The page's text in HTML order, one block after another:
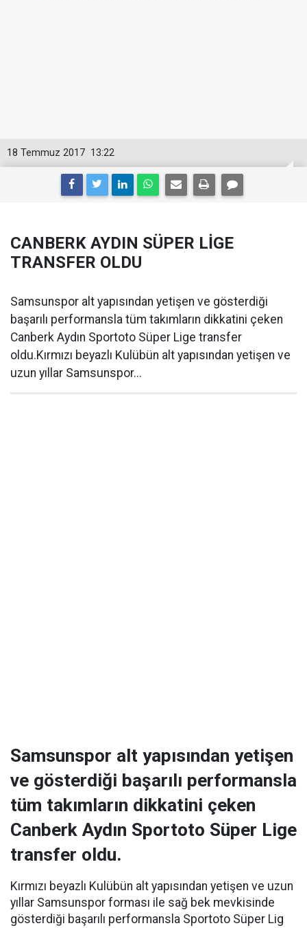
13:22
18 Temmuz 2017
CANBERK AYDIN SÜPER LİGE
TRANSFER OLDU
Samsunspor alt yapısından yetişen ve gösterdiği
başarılı performansla tüm takımların dikkatini çeken
Canberk Aydın Sportoto Süper Lige transfer
oldu.Kırmızı beyazlı Kulübün alt yapısından yetişen ve
uzun yıllar Samsunspor...
Samsunspor alt yapısından yetişen
ve gösterdiği başarılı performansla
tüm takımların dikkatini çeken
Canberk Aydın Sportoto Süper Lige
transfer oldu.
Kırmızı beyazlı Kulübün alt yapısından yetişen ve uzun
yıllar Samsunspor forması ile sağ bek mevkisinde
gösterdiği başarılı performansla Sportoto Süper Lig